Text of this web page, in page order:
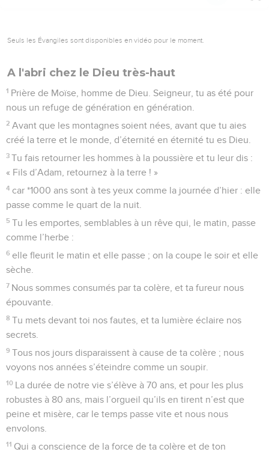
Seuls les Évangiles sont disponibles en vidéo pour le moment.
A l'abri chez le Dieu très-haut
1 Prière de Moïse, homme de Dieu. Seigneur, tu as été pour
nous un refuge de génération en génération.
2 Avant que les montagnes soient nées, avant que tu aies
créé la terre et le monde, d’éternité en éternité tu es Dieu.
3 Tu fais retourner les hommes à la poussière et tu leur dis :
« Fils d’Adam, retournez à la terre ! »
4 car *1000 ans sont à tes yeux comme la journée d’hier : elle
passe comme le quart de la nuit.
5 Tu les emportes, semblables à un rêve qui, le matin, passe
comme l’herbe :
6 elle fleurit le matin et elle passe ; on la coupe le soir et elle
sèche.
7 Nous sommes consumés par ta colère, et ta fureur nous
épouvante.
8 Tu mets devant toi nos fautes, et ta lumière éclaire nos
secrets.
9 Tous nos jours disparaissent à cause de ta colère ; nous
voyons nos années s’éteindre comme un soupir.
10 La durée de notre vie s’élève à 70 ans, et pour les plus
robustes à 80 ans, mais l’orgueil qu’ils en tirent n’est que
peine et misère, car le temps passe vite et nous nous
envolons.
11 Qui a conscience de la force de ta colère et de ton